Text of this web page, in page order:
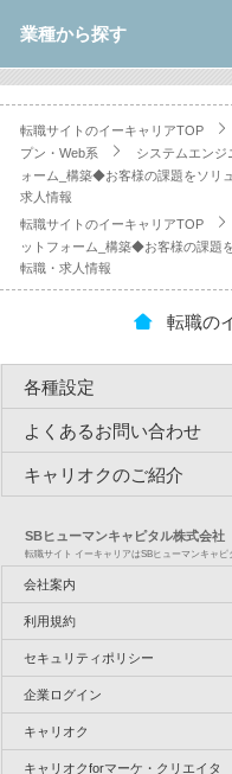
業種から探す
転職サイトのイーキャリアTOP
プン・Web系
システムエンジ
ォーム_構築◆お客様の課題をソリ
求人情報
転職サイトのイーキャリアTOP
ットフォーム_構築◆お客様の課題
転職・求人情報
転職の
各種設定
よくあるお問い合わせ
キャリオクのご紹介
SBヒューマンキャピタル株式会社
転職サイト イーキャリアはSBヒューマンキャピ
会社案内
利用規約
セキュリティポリシー
企業ログイン
キャリオク
キャリオクforマーケ・クリエイタ